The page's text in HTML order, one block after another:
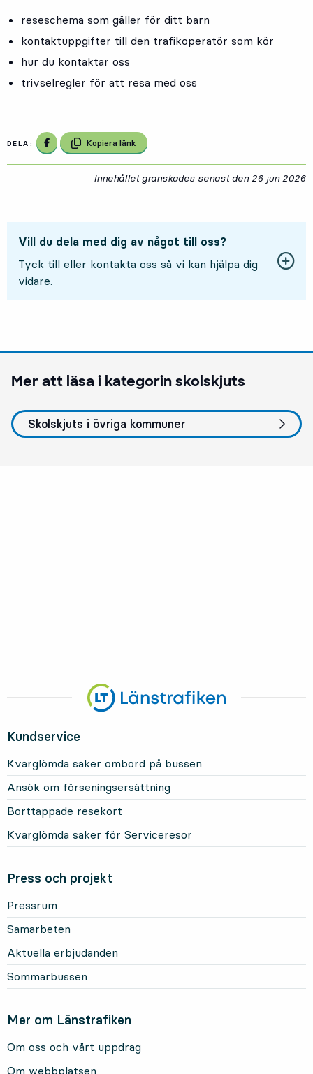
reseschema som gäller för ditt barn
kontaktuppgifter till den trafikoperatör som kör
hur du kontaktar oss
trivselregler för att resa med oss
DELA: Dela på Facebook
Kopiera länk
Innehållet granskades senast den 26 jun 2026
Vill du dela med dig av något till oss?
Tyck till eller kontakta oss så vi kan hjälpa dig
vidare.
Mer att läsa i kategorinskolskjuts
Skolskjuts i övriga kommuner
Kundservice
Kvarglömda saker ombord på bussen
Ansök om förseningsersättning
Borttappade resekort
Kvarglömda saker för Serviceresor
Press och projekt
Pressrum
Samarbeten
Aktuella erbjudanden
Sommarbussen
Mer om Länstrafiken
Om oss och vårt uppdrag
Om webbplatsen